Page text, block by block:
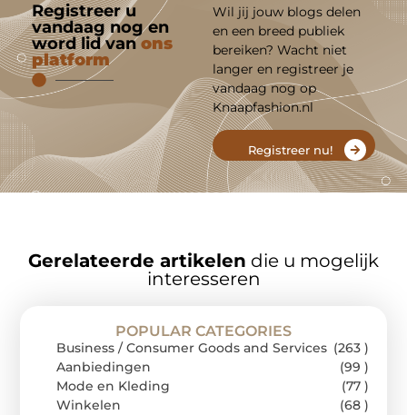
Registreer u
vandaag nog en
word lid vanons
platform
Wil jij jouw blogs delen
en een breed publiek
bereiken? Wacht niet
langer en registreer je
vandaag nog op
Knaapfashion.nl
Registreer nu!
Gerelateerde artikelen die u mogelijk
interesseren
POPULAR CATEGORIES
Business / Consumer Goods and Services (263 )
Aanbiedingen
(99 )
Mode en Kleding
(77 )
Winkelen
(68 )